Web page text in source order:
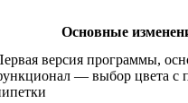
Основные
версия программы,
— выбор цвета с